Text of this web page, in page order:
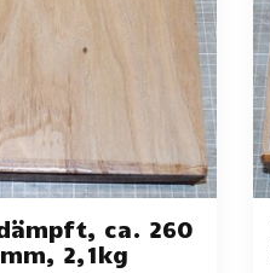
ca. 260
2,1kg